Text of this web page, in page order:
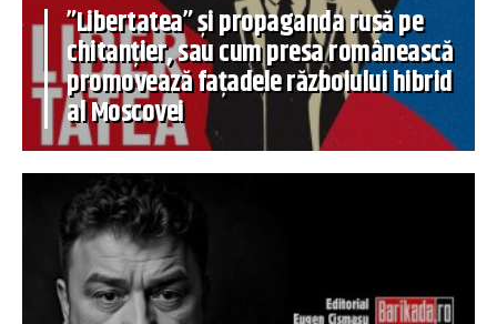
”Libertatea” și propaganda rusă pe
chitanțier, sau cum presa românească
promovează fațadele războiului hibrid
al Moscovei